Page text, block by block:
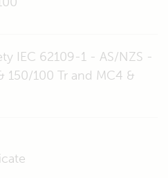
IEC 62109-1 - AS/NZS -
150/100 Tr and MC4 &